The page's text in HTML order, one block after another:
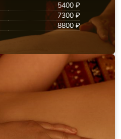
5400 ₽
7300 ₽
8800 ₽